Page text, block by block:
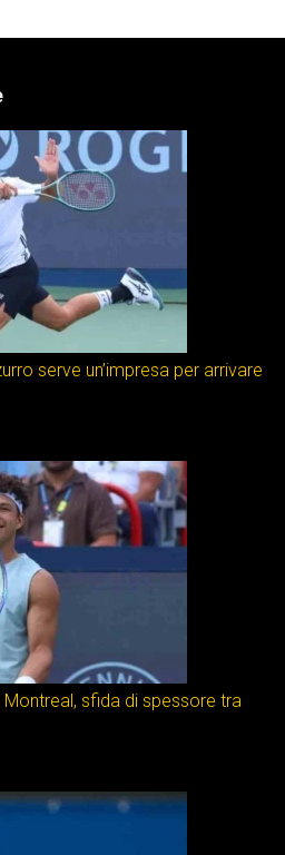
serve un’impresa per arrivare
sfida di spessore tra